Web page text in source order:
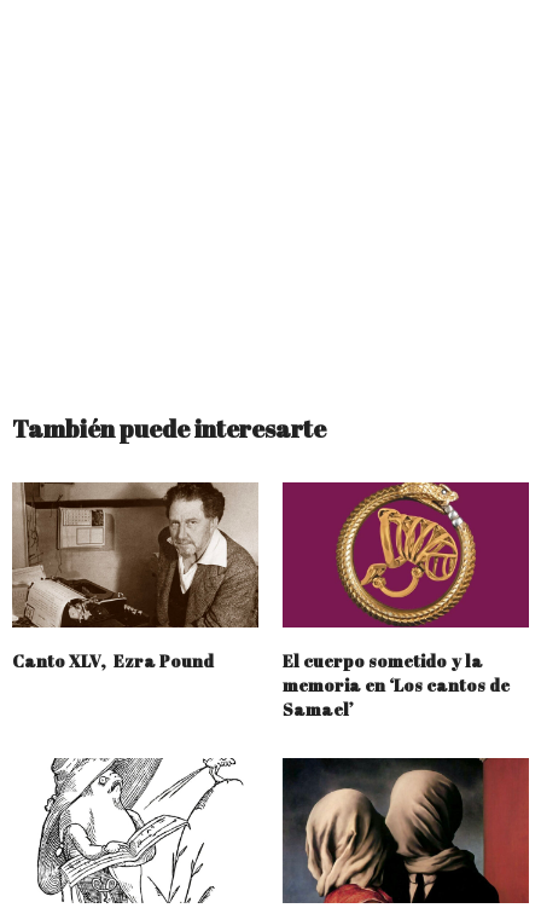
También puede interesarte
Canto XLV, Ezra Pound
El cuerpo sometido y la
memoria en ‘Los cantos de
Samael’